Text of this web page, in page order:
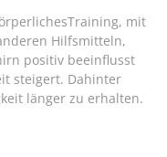
mit
Hilfsmitteln,
positiv beeinflusst
steigert. Dahinter
länger zu erhalten.